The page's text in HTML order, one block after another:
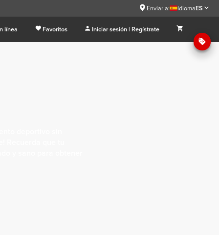
Enviar a: IdiomaES
línea Favoritos Iniciar sesión | Regístrate